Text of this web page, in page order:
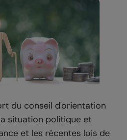
du conseil d'orientation
situation politique et
et les récentes lois de